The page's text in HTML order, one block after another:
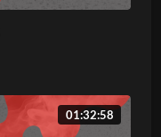
01:32:58